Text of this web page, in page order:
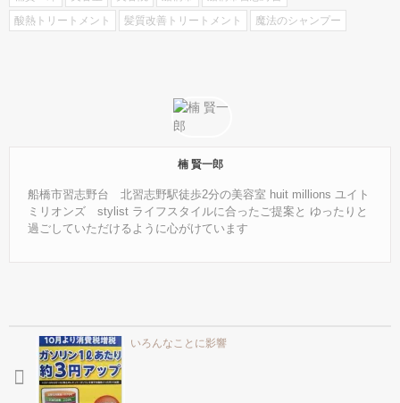
酸熱トリートメント
髪質改善トリートメント 魔法のシャンプー
楠 賢一郎
船橋市習志野台 北習志野駅徒歩2分の美容室 huit millions ユイト
ミリオンズ stylist ライフスタイルに合ったご提案と ゆったりと
過ごしていただけるように心がけています
いろんなことに影響